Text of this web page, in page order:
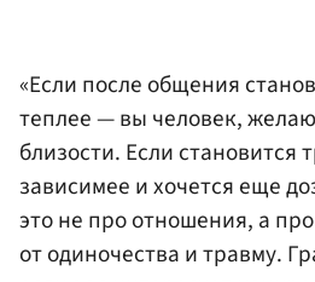
«Если после общения
теплее — вы человек,
близости. Если становится
зависимее и хочется еще
это не про отношения, а
от одиночества и травму.